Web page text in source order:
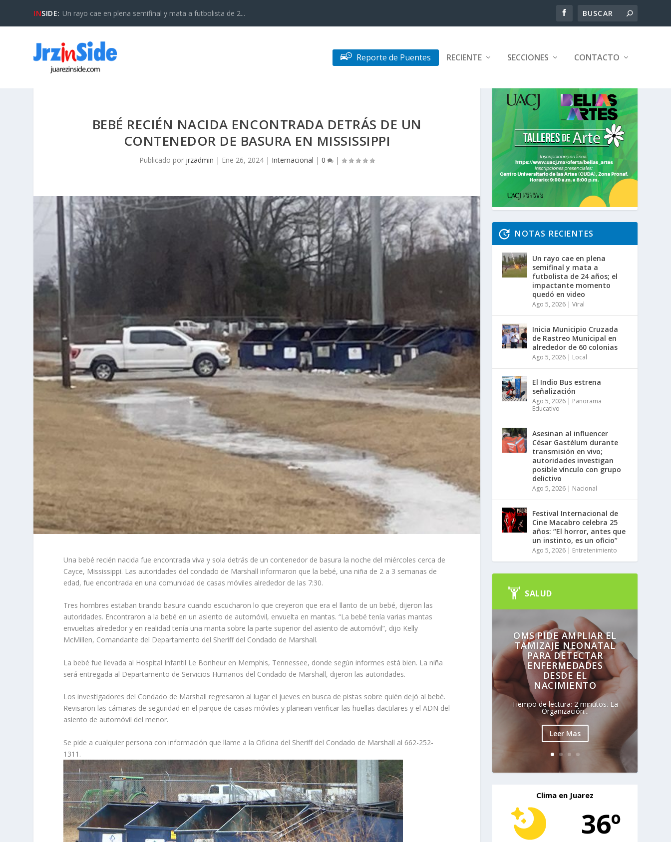
INSIDE: Un rayo cae en plena semifinal y mata a futbolista de 2...
Reporte de Puentes RECIENTE SECCIONES CONTACTO
BEBÉ RECIÉN NACIDA ENCONTRADA DETRÁS DE UN
CONTENEDOR DE BASURA EN MISSISSIPPI
Publicado por jrzadmin | Ene 26, 2024 | Internacional |0 |
Una bebé recién nacida fue encontrada viva y sola detrás de un contenedor de basura la noche del miércoles cerca de
Cayce, Mississippi. Las autoridades del condado de Marshall informaron que la bebé, una niña de 2 a 3 semanas de
edad, fue encontrada en una comunidad de casas móviles alrededor de las 7:30.
Tres hombres estaban tirando basura cuando escucharon lo que creyeron que era el llanto de un bebé, dijeron las
autoridades. Encontraron a la bebé en un asiento de automóvil, envuelta en mantas. “La bebé tenía varias mantas
envueltas alrededor y en realidad tenía una manta sobre la parte superior del asiento de automóvil”, dijo Kelly
McMillen, Comandante del Departamento del Sheriff del Condado de Marshall.
La bebé fue llevada al Hospital Infantil Le Bonheur en Memphis, Tennessee, donde según informes está bien. La niña
será entregada al Departamento de Servicios Humanos del Condado de Marshall, dijeron las autoridades.
Los investigadores del Condado de Marshall regresaron al lugar el jueves en busca de pistas sobre quién dejó al bebé.
Revisaron las cámaras de seguridad en el parque de casas móviles y planean verificar las huellas dactilares y el ADN del
asiento de automóvil del menor.
Se pide a cualquier persona con información que llame a la Oficina del Sheriff del Condado de Marshall al 662-252-
1311.
NOTAS RECIENTES
Un rayo cae en plena
semifinal y mata a
futbolista de 24 años; el
impactante momento
quedó en video
Ago 5, 2026 |Viral
Inicia Municipio Cruzada
de Rastreo Municipal en
alrededor de 60 colonias
Ago 5, 2026 | Local
El Indio Bus estrena
señalización
Ago 5, 2026 | Panorama
Educativo
Asesinan al influencer
César Gastélum durante
transmisión en vivo;
autoridades investigan
posible vínculo con grupo
delictivo
Ago 5, 2026 | Nacional
Festival Internacional de
Cine Macabro celebra 25
años: “El horror, antes que
un instinto, es un oficio”
Ago 5, 2026 | Entretenimiento
SALUD
OMS PIDE AMPLIAR EL
TAMIZAJE NEONATAL
PARA DETECTAR
ENFERMEDADES
DESDE EL
NACIMIENTO
Tiempo de lectura: 2 minutos. La
Organización...
Leer Mas
Clima en Juarez
36º